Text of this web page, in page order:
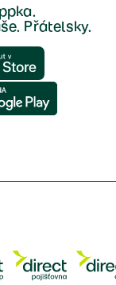
Přátelsky.